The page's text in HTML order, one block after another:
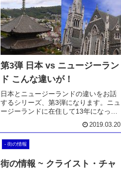
第3弾 日本 vs ニュージーラン
ド こんな違いが！
日本とニュージーランドの違いをお話
するシリーズ、第3弾になります。ニュ
ージーランドに在住して13年になって
をよくよく感じることが多々ありま
す。小さな違いでも、まだまだ気にな
2019.03.20
- 街の情報
街の情報 ~ クライスト・チャ